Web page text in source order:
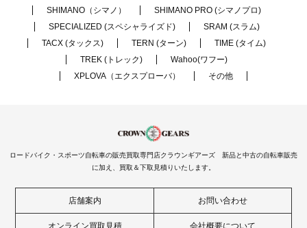
SHIMANO（シマノ）
SHIMANO PRO (シマノプロ)
SPECIALIZED (スペシャライズド)
SRAM (スラム)
TACX (タックス)
TERN (ターン)
TIME (タイム)
TREK (トレック)
Wahoo(ワフー)
XPLOVA（エクスプローバ）
その他
ロードバイク・スポーツ自転車の販売買取専門店クラウンギアーズ 新品と中古の自転車販売
に加え、買取＆下取見積りいたします。
店舗案内 お問い合わせ
オンライン買取見積 会社概要について